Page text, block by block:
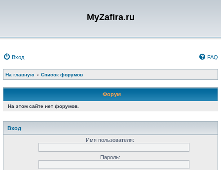
MyZafira.ru
Вход FAQ
На главную Список форумов
Форум
На этом сайте нет форумов.
Вход
Имя пользователя:
Пароль: